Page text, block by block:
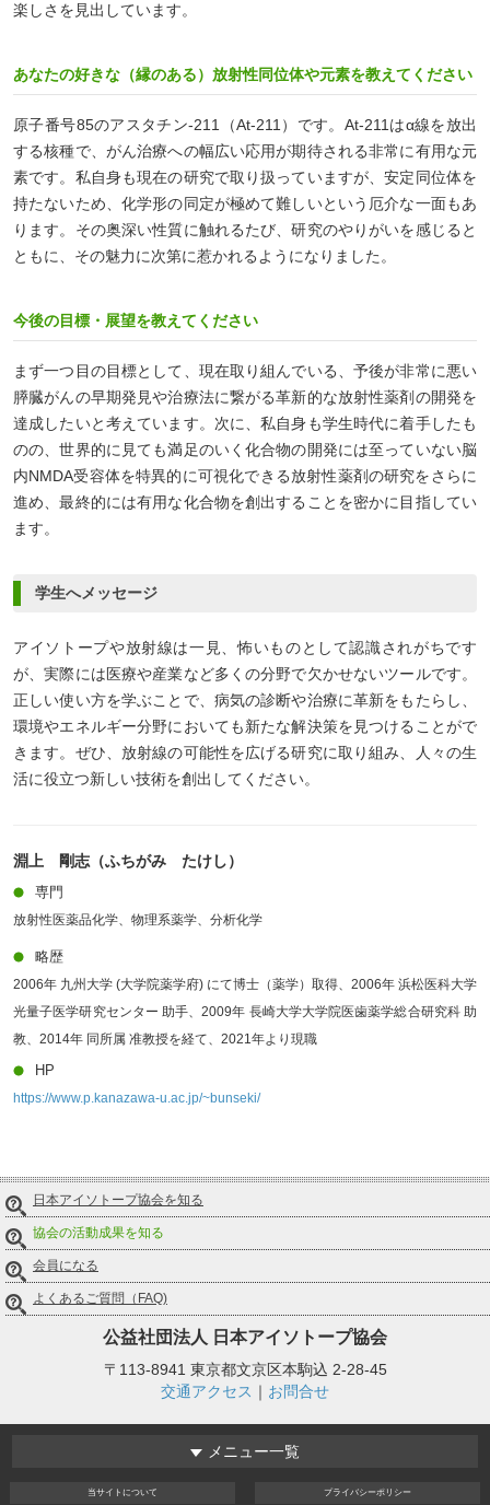
楽しさを見出しています。
あなたの好きな（縁のある）放射性同位体や元素を教えてください
原子番号85のアスタチン-211（At-211）です。At-211はα線を放出
する核種で、がん治療への幅広い応用が期待される非常に有用な元
素です。私自身も現在の研究で取り扱っていますが、安定同位体を
持たないため、化学形の同定が極めて難しいという厄介な一面もあ
ります。その奥深い性質に触れるたび、研究のやりがいを感じると
ともに、その魅力に次第に惹かれるようになりました。
今後の目標・展望を教えてください
まず一つ目の目標として、現在取り組んでいる、予後が非常に悪い
膵臓がんの早期発見や治療法に繋がる革新的な放射性薬剤の開発を
達成したいと考えています。次に、私自身も学生時代に着手したも
のの、世界的に見ても満足のいく化合物の開発には至っていない脳
内NMDA受容体を特異的に可視化できる放射性薬剤の研究をさらに
進め、最終的には有用な化合物を創出することを密かに目指してい
ます。
学生へメッセージ
アイソトープや放射線は一見、怖いものとして認識されがちです
が、実際には医療や産業など多くの分野で欠かせないツールです。
正しい使い方を学ぶことで、病気の診断や治療に革新をもたらし、
環境やエネルギー分野においても新たな解決策を見つけることがで
きます。ぜひ、放射線の可能性を広げる研究に取り組み、人々の生
活に役立つ新しい技術を創出してください。
淵上 剛志（ふちがみ たけし）
専門
放射性医薬品化学、物理系薬学、分析化学
略歴
2006年 九州大学 (大学院薬学府) にて博士（薬学）取得、2006年 浜松医科大学
光量子医学研究センター 助手、2009年 長崎大学大学院医歯薬学総合研究科 助
教、2014年 同所属 准教授を経て、2021年より現職
HP
https://www.p.kanazawa-u.ac.jp/~bunseki/
日本アイソトープ協会を知る
協会の活動成果を知る
会員になる
よくあるご質問（FAQ)
公益社団法人 日本アイソトープ協会
〒113-8941 東京都文京区本駒込 2-28-45
交通アクセス ｜ お問合せ
メニュー一覧
当サイト について プライバシーポリシー